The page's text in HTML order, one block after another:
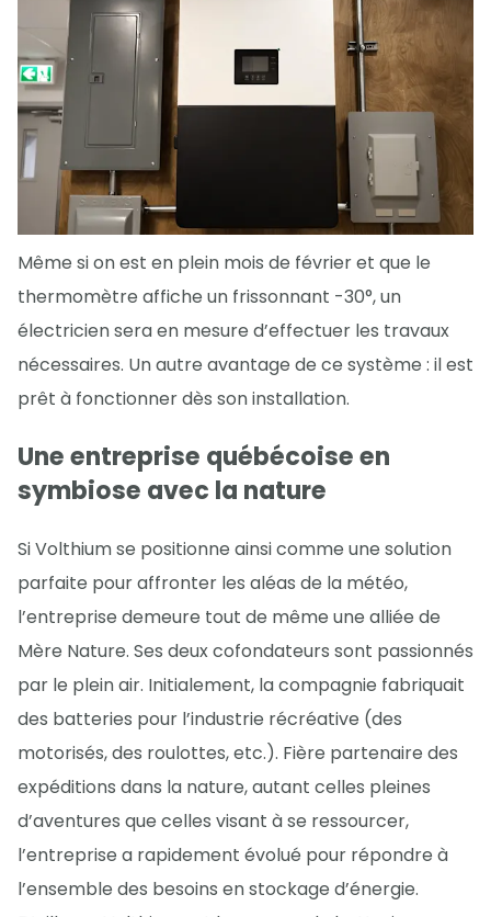
Même si on est en plein mois de février et que le
thermomètre affiche un frissonnant -30°, un
électricien sera en mesure d’effectuer les travaux
nécessaires. Un autre avantage de ce système : il est
prêt à fonctionner dès son installation.
Une entreprise québécoise en
symbiose avec la nature
Si Volthium se positionne ainsi comme une solution
parfaite pour affronter les aléas de la météo,
l’entreprise demeure tout de même une alliée de
Mère Nature. Ses deux cofondateurs sont passionnés
par le plein air. Initialement, la compagnie fabriquait
des batteries pour l’industrie récréative (des
motorisés, des roulottes, etc.). Fière partenaire des
expéditions dans la nature, autant celles pleines
d’aventures que celles visant à se ressourcer,
l’entreprise a rapidement évolué pour répondre à
l’ensemble des besoins en stockage d’énergie.